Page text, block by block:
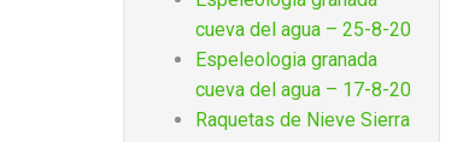
cueva del agua – 25-8-20
Espeleologia granada
cueva del agua – 17-8-20
Raquetas de Nieve Sierra